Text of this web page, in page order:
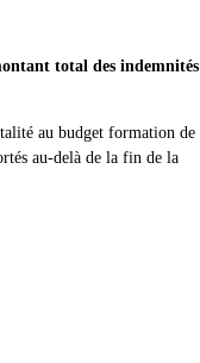
total des indemnités
au budget formation de
au-delà de la fin de la